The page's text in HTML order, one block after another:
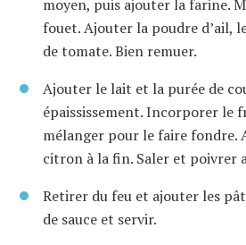
moyen, puis ajouter la farine.
fouet. Ajouter la poudre d’ail,
de tomate. Bien remuer.
Ajouter le lait et la purée de
épaississement. Incorporer le
mélanger pour le faire fondre.
citron à la fin. Saler et poivrer
Retirer du feu et ajouter les
de sauce et servir.